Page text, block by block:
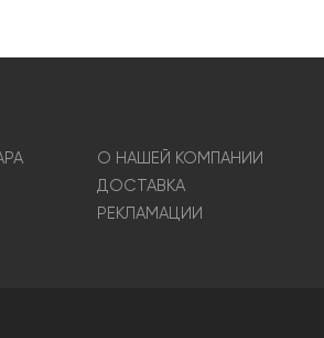
О НАШЕЙ КОМПАНИИ
ДОСТАВКА
РЕКЛАМАЦИИ